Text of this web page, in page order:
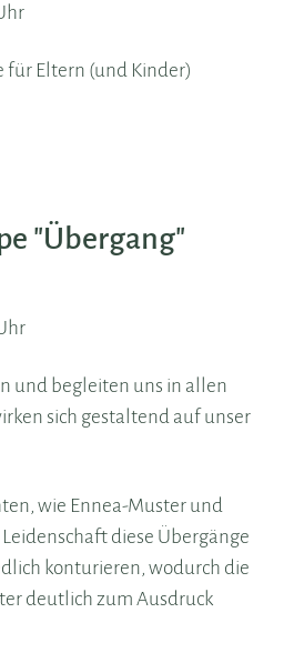
für Eltern (und Kinder)
"Übergang"
und begleiten uns in allen
sich gestaltend auf unser
wie Ennea-Muster und
diese Übergänge
konturieren, wodurch die
deutlich zum Ausdruck